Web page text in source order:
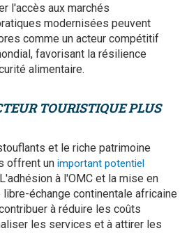
l'accès aux marchés
modernisées peuvent
comme un acteur compétitif
favorisant la résilience
alimentaire.
TOURISTIQUE PLUS
et le riche patrimoine
offrent un important potentiel
à l'OMC et la mise en
échange continentale africaine
à réduire les coûts
les services et à attirer les